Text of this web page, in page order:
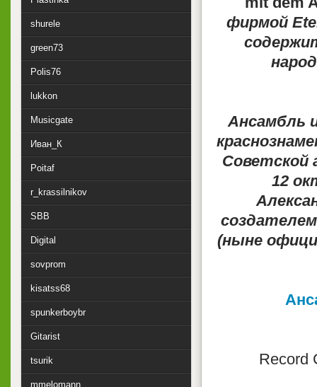
фирмой
Ансамбль
Советской
12
(ныне
Record
shurele
green73
Polis76
lukkon
Musicgate
Иван_К
Poitaf
r_krassilnikov
SBB
Digital
sovprom
kisatss68
spunkerboybr
Gitarist
tsurik
mmelomann